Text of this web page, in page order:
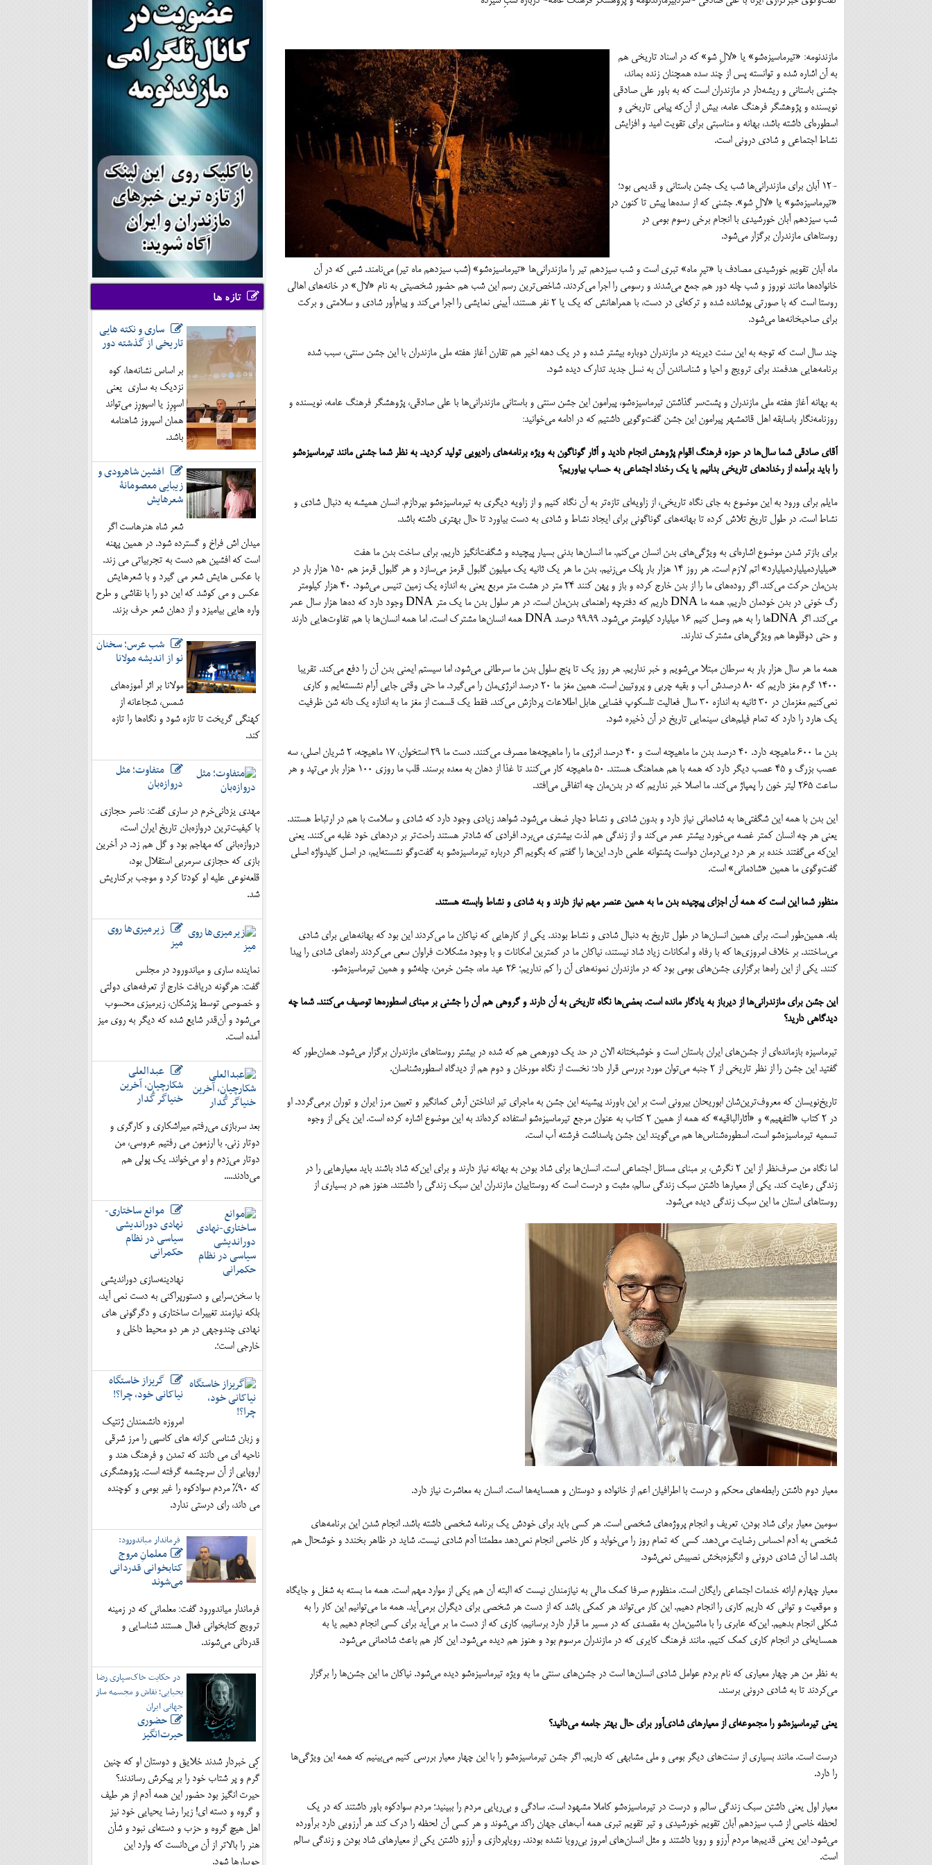
مازندنومه: «تیرماسیزه‌شو» یا «لالِ شو» که در اسناد تاریخی هم
به آن اشاره شده و توانسته پس از چند سده همچنان زنده بماند،
جشنی باستانی و ریشه‌دار در مازندران است که به باور علی صادقی
نویسنده و پژوهشگر فرهنگ عامه، بیش از آن‌که پیامی تاریخی و
اسطوره‌ای داشته باشد، بهانه و مناسبتی برای تقویت امید و افزایش
نشاط اجتماعی و شادی درونی است.
-۱۲ آبان برای مازندرانی‌ها شب یک جشن باستانی و قدیمی بود؛
«تیرماسیزه‌شو» یا «لال‌ِ شو». جشنی که از سده‌ها پیش تا کنون در
شب سیزدهم آبان خورشیدی با انجام برخی رسوم بومی در
روستاهای مازندران برگزار می‌شود.
ماه آبان تقویم خورشیدی مصادف با «تیرِ ماه» تبری است و شب سیزدهم تیر را مازندرانی‌ها «تیرماسیزه‌شو» (شب سیزدهم ماه تیر) می‌نامند. شبی که در آن
خانواده‌ها مانند نوروز و شب چله دور هم جمع می‌شدند و رسومی را اجرا می‌کردند. شاخص‌ترین رسم این شب هم حضور شخصیتی به نام «لال» در خانه‌های اهالی
روستا است که با صورتی پوشانده شده و ترکه‌ای در دست، با همراهانش که یک یا ۲ نفر هستند، آیینی نمایشی را اجرا می‌کند و پیام‌آور شادی و سلامتی و برکت
برای صاحبخانه‌ها می‌شود.
چند سال است که توجه به این سنت دیرینه در مازندران دوباره بیشتر شده و در یک دهه اخیر هم تقارن آغاز هفته ملی مازندران با این جشن سنتی، سبب شده
برنامه‌هایی هدفمند برای ترویج و احیا و شناساندن آن به نسل جدید تدارک دیده شود.
به بهانه آغاز هفته ملی مازندران و پشت‌سر گذاشتن تیرماسیزه‌شو، پیرامون این جشن سنتی و باستانی مازندرانی‌ها با علی صادقی، پژوهشگر فرهنگ عامه، نویسنده و
روزنامه‌نگار باسابقه اهل قائمشهر پیرامون این جشن گفت‌وگویی داشتیم که در ادامه می‌خوانید:
آقای صادقی شما سال‌ها در حوزه فرهنگ اقوام پژوهش انجام دادید و آثار گوناگون به ویژه برنامه‌های رادیویی تولید کردید. به نظر شما جشنی مانند تیرماسیزه‌شو
را باید برآمده از رخدادهای تاریخی بدانیم یا یک رخداد اجتماعی به حساب بیاوریم؟
مایلم برای ورود به این موضوع به جای نگاه تاریخی، از زاویه‌ای تازه‌تر به آن نگاه کنیم و از زاویه دیگری به تیرماسیزه‌شو بپردازم. انسان همیشه به دنبال شادی و
نشاط است. در طول تاریخ تلاش کرده تا بهانه‌های گوناگونی برای ایجاد نشاط و شادی به دست بیاورد تا حال بهتری داشته باشد.
برای بازتر شدن موضوع اشاره‌ای به ویژگی‌های بدن انسان می‌کنم. ما انسان‌ها بدنی بسیار پیچیده و شگفت‌انگیز داریم. برای ساخت بدن ما هفت
«میلیاردمیلیاردمیلیارد» اتم لازم است. هر روز ۱۴ هزار بار پلک می‌زنیم. بدن ما هر یک ثانیه یک میلیون گلبول قرمز می‌سازد و هر گلبول قرمز هم ۱۵۰ هزار بار در
بدن‌مان حرکت می‌کند. اگر روده‌های ما را از بدن خارج کرده و باز و پهن کنند ۲۴ متر در هشت متر مربع یعنی به اندازه یک زمین تنیس می‌شود. ۴۰ هزار کیلومتر
رگ خونی در بدن‌ خودمان‌ داریم. همه ما DNA داریم که دفترچه راهنمای بدن‌مان است. در هر سلول بدن ما یک متر DNA وجود دارد که ده‌ها هزار سال عمر
می‌کند. اگر DNAها را به هم وصل کنیم ۱۶ میلیارد کیلومتر می‌شود. ۹۹.۹۹ درصد DNA همه انسان‌ها مشترک است. اما همه انسان‌ها با هم تفاوت‌هایی دارند
و حتی دوقلوها هم ویژگی‌های مشترک ندارند.
همه ما هر سال هزار بار به سرطان مبتلا می‌شویم و خبر نداریم. هر روز یک تا پنج سلول بدن ما سرطانی می‌شود، اما سیستم ایمنی بدن آن را دفع می‌کند. تقریبا
۱۴۰۰ گرم مغز داریم که ۸۰ درصدش آب و بقیه چربی و پروتیین است. همین مغز ما ۲۰ درصد انرژی‌مان را می‌گیرد. ما حتی وقتی جایی آرام نشسته‌ایم و کاری
نمی‌کنیم مغزمان در ۳۰ ثانیه به اندازه ۳۰ سال فعالیت تلسکوپ فضایی هابل اطلاعات پردازش می‌کند. فقط یک قسمت از مغز ما به اندازه یک دانه شن ظرفیت
یک هارد را دارد که تمام فیلم‌های سینمایی تاریخ در آن ذخیره شود.
بدن ما ۶۰۰ ماهیچه دارد. ۴۰ درصد بدن ما ماهیچه است و ۴۰ درصد انرژی ما را ماهیچه‌ها مصرف می‌کنند. دست ما ۲۹ استخوان، ۱۷ ماهیچه، ۲ شریان اصلی، سه
عصب بزرگ و ۴۵ عصب دیگر دارد که همه با هم هماهنگ هستند. ۵۰ ماهیچه کار می‌کنند تا غذا از دهان به معده برسند. قلب ما روزی ۱۰۰ هزار بار می‌تپد و هر
ساعت ۲۶۵ لیتر خون را پمپاژ می‌کند. ما اصلا خبر نداریم که در بدن‌مان چه اتفاقی می‌افتد.
این بدن با همه این شگفتی‌ها به شادمانی نیاز دارد و بدون شادی و نشاط دچار ضعف می‌شود. شواهد زیادی وجود دارد که شادی و سلامت با هم در ارتباط هستند.
یعنی هر چه انسان کمتر غصه می‌خورد بیشتر عمر می‌کند و از زندگی هم لذت بیشتری می‌برد. افرادی که شادتر هستند راحت‌تر بر دردهای خود غلبه می‌کنند. یعنی
این‌که می‌گفتند خنده بر هر درد بی‌درمان دواست پشتوانه علمی دارد. این‌ها را گفتم که بگویم اگر درباره تیرماسیزه‌شو به گفت‌وگو نشسته‌ایم، در اصل کلیدواژه اصلی
گفت‌وگوی ما همین «شادمانی» است.
منظور شما این است که همه آن اجزای پیچیده بدن ما به همین عنصر مهم نیاز دارند و به شادی و نشاط وابسته هستند.
بله. همین‌طور است. برای همین انسان‌ها در طول تاریخ به دنبال شادی و نشاط بودند. یکی از کارهایی که نیاکان ما می‌کردند این بود که بهانه‌هایی برای شادی
می‌ساختند. بر خلاف امروزی‌ها که با رفاه و امکانات زیاد شاد نیستند، نیاکان ما در کمترین امکانات و با وجود مشکلات فراوان سعی می‌کردند راه‌های شادی را پیدا
کنند. یکی از این راه‌ها برگزاری جشن‌های بومی بود که در مازندران نمونه‌های آن را کم نداریم؛ ۲۶ عید ماه، جشن خرمن، چله‌شو و همین تیرماسیزه‌شو.
این جشن برای مازندرانی‌ها از دیرباز به یادگار مانده است. بعضی‌ها نگاه تاریخی به آن دارند و گروهی هم آن را جشنی بر مبنای اسطوره‌ها توصیف می‌کنند. شما چه
دیدگاهی دارید؟
تیرماسیزه بازمانده‌ای از جشن‌های ایران باستان است و خوشبختانه الان در حد یک دورهمی هم که شده در بیشتر روستاهای مازندران برگزار می‌شود. همان‌طور که
گفتید این جشن را از نظر تاریخی از ۲ جنبه می‌توان مورد بررسی قرار داد؛ نخست از نگاه مورخان و دوم هم از دیدگاه اسطوره‌شناسان.
تاریخ‌نویسان که معروف‌ترین‌شان ابوریحان بیرونی است بر این باورند پیشینه این جشن به ماجرای تیر انداختن آرش کمانگیر و تعیین مرز ایران و توران برمی‌گردد. او
در ۲ کتاب «التفهیم» و «آثارالباقیه» که همه از همین ۲ کتاب به عنوان مرجع تیرماسیزه‌شو استفاده کرده‌اند به این موضوع اشاره کرده است. این یکی از وجوه
تسمیه تیرماسیزه‌شو است. اسطوره‌شناس‌ها هم می‌گویند این جشن پاسداشت فرشته آب است.
اما نگاه من صرف‌نظر از این ۲ نگرش، بر مبنای مسائل اجتماعی است. انسان‌ها برای شاد بودن به بهانه نیاز دارند و برای این‌که شاد باشند باید معیارهایی را در
زندگی رعایت کند. یکی از معیارها داشتن سبک زندگی سالم، مثبت و درست است که روستاییان مازندران این سبک زندگی را داشتند. هنوز هم در بسیاری از
روستاهای استان ما این سبک زندگی دیده می‌شود.
معیار دوم داشتن رابطه‌های محکم و درست با اطرافیان اعم از خانواده و دوستان و همسایه‌ها است. انسان به معاشرت نیاز دارد.
سومین معیار برای شاد بودن، تعریف و انجام پروژه‌های شخصی است. هر کسی باید برای خودش یک برنامه شخصی داشته باشد. انجام شدن این برنامه‌های
شخصی به آدم احساس رضایت می‌دهد. کسی که تمام روز را می‌خوابد و کار خاصی انجام نمی‌دهد مطمئنا آدم شادی نیست. شاید در ظاهر بخندد و خوشحال هم
باشد. اما آن شادی درونی و انگیزه‌بخش نصیبش نمی‌شود.
معیار چهارم ارائه خدمات اجتماعی رایگان است. منظورم صرفا کمک مالی به نیازمندان نیست که البته آن هم یکی از موارد مهم است. همه ما بسته به شغل و جایگاه
و موقعیت و توانی که داریم کاری را انجام دهیم. این کار می‌تواند هر کمکی باشد که از دست هر شخصی برای دیگران برمی‌آید. همه ما می‌توانیم این کار را به
شکلی انجام بدهیم. این‌که عابری را با ماشین‌مان به مقصدی که در مسیر ما قرار دارد برسانیم، کاری که از دست ما بر می‌آید برای کسی انجام دهیم یا به
همسایه‌ای در انجام کاری کمک کنیم. مانند فرهنگ کایری که در مازندران مرسوم بود و هنوز هم دیده می‌شود. این کار هم باعث شادمانی می‌شود.
به نظر من هر چهار معیاری که نام بردم عوامل شادی انسان‌ها است در جشن‌های سنتی ما به ویژه تیرماسیزه‌شو دیده می‌شود. نیاکان ما این جشن‌ها را برگزار
می‌کردند تا به شادی درونی برسند.
یعنی تیرماسیزه‌شو را مجموعه‌ای از معیارهای شادی‌آور برای حال بهتر جامعه می‌دانید؟
درست است. مانند بسیاری از سنت‌های دیگر بومی و ملی مشابهی که داریم. اگر جشن تیرماسیزه‌شو را با این چهار معیار بررسی کنیم می‌بینیم که همه این ویژگی‌ها
را دارد.
معیار اول یعنی داشتن سبک زندگی سالم و درست در تیرماسیزه‌شو کاملا مشهود است. سادگی و بی‌ریایی مردم را ببینید؛ مردم سوادکوه باور داشتند که در یک
لحظه خاصی از شب سیزدهم آبان تقویم خورشیدی و تیر تقویم تبری همه آب‌های جهان راکد می‌شوند و هر کسی آن لحظه را درک کند هر آرزویی دارد برآورده
می‌شود. این یعنی قدیم‌ها مردم آرزو و رویا داشتند و مثل انسان‌های امروز بی‌رویا نشده بودند. رویاپردازی و آرزو داشتن یکی از معیارهای شاد بودن و زندگی سالم
است.
تازه ها
ساری و نکته هایی
تاریخی از گذشته دور
بر اساس نشانه‌ها، کوه
نزدیک به ساری یعنی
اسپِرِز یا اسپورِز می‌تواند
همان اسپروز شاهنامه
باشد.
افشین شاهرودی و
زیبایی معصومانۀ
شعرهایش
شعر شاه هنرهاست اگر
میدان اش فراخ و گسترده شود. در همین پهنه
است که افشین هم دست به تجربیاتی می زند.
با عکس هایش شعر می گیرد و با شعرهایش
عکس و می کوشد که این دو را با نقاشی و طرح
واره هایی بیامیزد و از دهان شعر حرف بزند.
شب عرس؛ سخنان
نو از اندیشه مولانا
مولانا بر اثر آموزه‌های
شمس، شجاعانه از
کهنگی گریخت تا تازه شود و نگاه‌ها را تازه
کند.
متفاوت؛ مثل
دروازه‌بان
مهدی یزدانی‌خرم در ساری گفت: ناصر حجازی
با کیفیت‌ترین دروازه‌بان تاریخ ایران است،
دروازه‌بانی که مهاجم بود و گل هم زد. در آخرین
بازی که حجازی سرمربی استقلال بود،
قلعه‌نوعی علیه او کودتا کرد و موجب برکناریش
شد.
زیرمیزی‌ها روی
میز
نماینده ساری و میاندورود در مجلس
گفت: هرگونه دریافت خارج از تعرفه‌های دولتی
و خصوصی توسط پزشکان، زیرمیزی محسوب
می‌شود و آن‌قدر شایع شده که دیگر به روی میز
آمده است.
عبدالعلی
شکارچیان، آخرین
خنیاگر گُدار
بعد سربازی می‌رفتم میراشکاری و کارگری و
دوتار زنی. با ارزمون می رفتیم عروسی، من
دوتار می‌زدم و او می‌خواند. یک پولی هم
می‌دادند....
موانع ساختاری-
نهادی دوراندیشی
سیاسی در نظام
حکمرانی
نهادینه‌سازی دوراندیشی
با سخن‌سرایی و دستورپراکنی به دست نمی آید،
بلکه نیازمند تغییرات ساختاری و دگرگونی های
نهادی چندوجهی در هر دو محیط داخلی و
خارجی است؛.
گریزاز خاستگاه
نیاکانی خود، چرا؟!
امروزه دانشمندان ژنتیک
و زبان شناسی کرانه های کاسپی را مرز شرقی
ناحیه ای می دانند که تمدن و فرهنگ هند و
اروپایی از آن سرچشمه گرفته است. پژوهشگری
که 90% مردم سوادکوه را غیر بومی و کوچنده
می داند، رای درستی ندارد.
فرماندار میاندورود:
معلمانِ مروج
کتابخوانی قدردانی
می‌شوند
فرماندار میاندورود گفت: معلمانی که در زمینه
ترویج کتابخوانی فعال هستند شناسایی و
قدردانی می‌شوند.
در حکایت خاک‌سپاری رضا
یحیایی؛ نقاش و مجسمه ساز
جهانی ایران
حضوری
حیرت‌انگیز
کِی خبردار شدند خلایق و دوستان او که چنین
گرم و پر شتاب خود را بر پیکرش رساندند؟
حیرت انگیز بود حضور این همه آدم از هر طیف
و گروه و دسته ای! زیرا رضا یحیایی خود نیز
اهل هیچ گروه و حزب و دسته‌ای نبود و شأن
هنر را بالاتر از آن می‌دانست که وارد این
جویبارها شود.